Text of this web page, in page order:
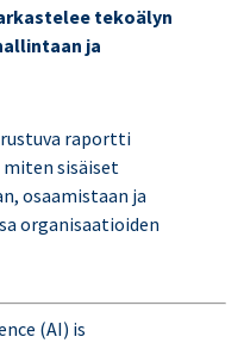
tekoälyn
ja
raportti
sisäiset
osaamistaan ja
organisaatioiden
(AI) is